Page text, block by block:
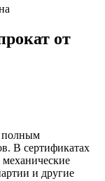
от
полным
В сертификатах
механические
и другие